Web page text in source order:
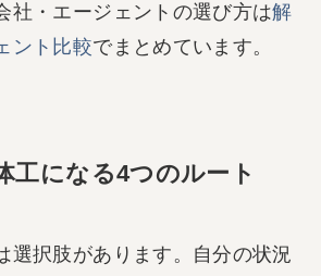
社・エージェントの選び方は解
ント比較でまとめています。
工になる4つのルート
選択肢があります。自分の状況